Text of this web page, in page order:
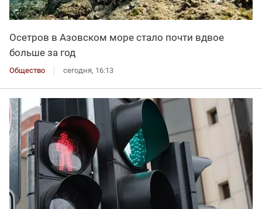
Осетров в Азовском море стало почти вдвое
больше за год
Общество сегодня, 16:13